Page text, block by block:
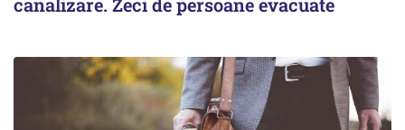
canalizare. Zeci de persoane evacuate